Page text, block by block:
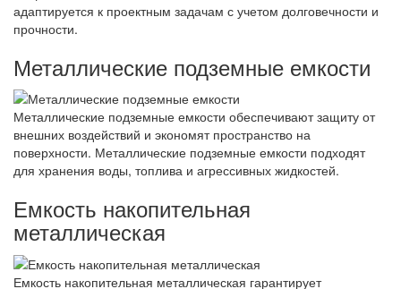
адаптируется к проектным задачам с учетом долговечности и
прочности.
Металлические подземные емкости
Металлические подземные емкости обеспечивают защиту от
внешних воздействий и экономят пространство на
поверхности. Металлические подземные емкости подходят
для хранения воды, топлива и агрессивных жидкостей.
Емкость накопительная
металлическая
Емкость накопительная металлическая гарантирует